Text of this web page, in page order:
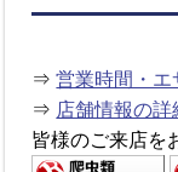
⇒営業時間・エ
⇒ 店舗情報の詳
皆様のご来店を